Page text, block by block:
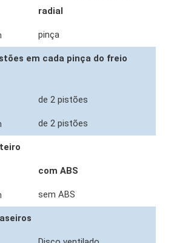
radial
pinça
em cada pinça do freio
de 2 pistões
de 2 pistões
com ABS
sem ABS